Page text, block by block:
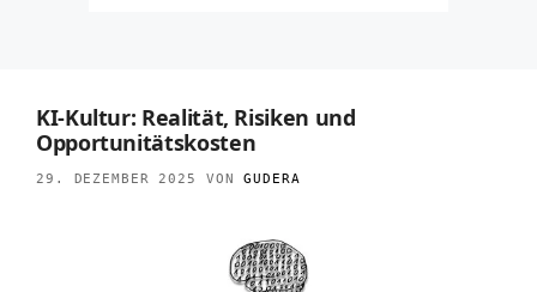
KI-Kultur: Realität, Risiken und
Opportunitätskosten
29. DEZEMBER 2025 VONGUDERA